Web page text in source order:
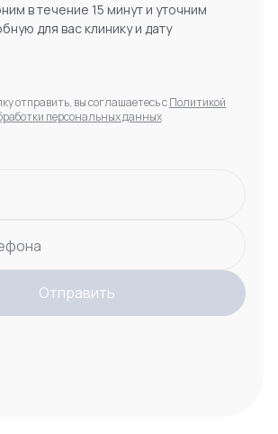
в течение 15 минут и уточним
для вас клинику и дату
отправить, вы соглашаетесь сПолитикой
персональных данных
Отправить